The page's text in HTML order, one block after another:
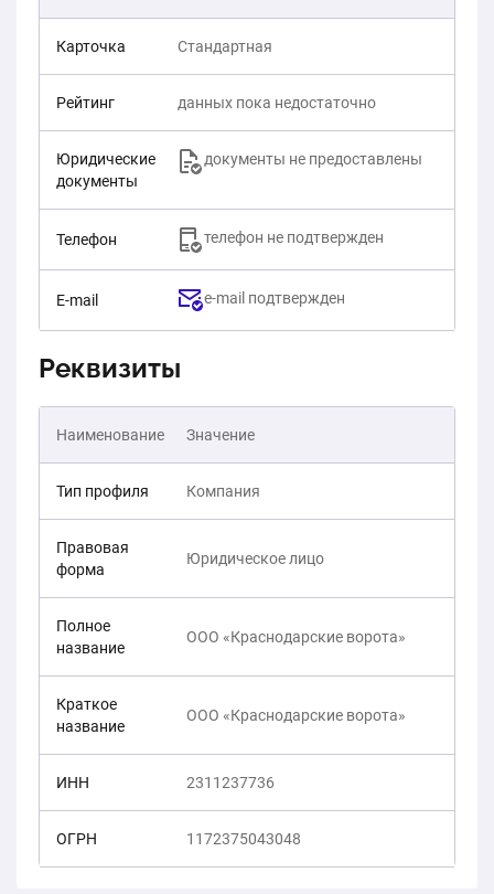
Карточка Стандартная
Рейтинг данных пока недостаточно
Юридические
документы
документы не предоставлены
Телефон телефон не подтвержден
E-mail e-mail подтвержден
Реквизиты
Наименование Значение
Тип профиля Компания
Правовая
форма
Юридическое лицо
Полное
название
ООО «Краснодарские ворота»
Краткое
название
ООО «Краснодарские ворота»
ИНН 2311237736
ОГРН 1172375043048